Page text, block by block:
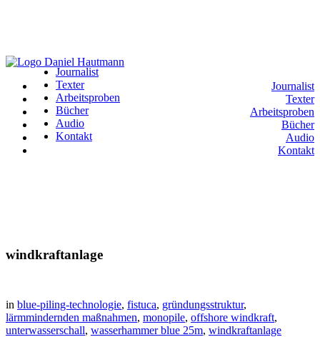
Journalist
Texter
Arbeitsproben
Bücher
Audio
Kontakt
Journalist
Texter
Arbeitsproben
Bücher
Audio
Kontakt
windkraftanlage
in blue-piling-technologie, fistuca, gründungsstruktur,
lärmmindernden maßnahmen, monopile, offshore windkraft,
unterwasserschall, wasserhammer blue 25m, windkraftanlage